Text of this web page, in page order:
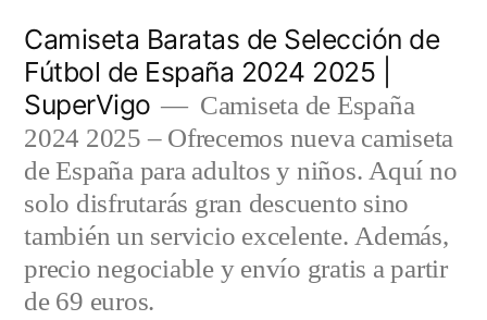
contenido
Camiseta Baratas de Selección de
Fútbol de España 2024 2025 |
SuperVigo
Camiseta de España
2024 2025 – Ofrecemos nueva camiseta
de España para adultos y niños. Aquí no
solo disfrutarás gran descuento sino
también un servicio excelente. Además,
precio negociable y envío gratis a partir
de 69 euros.